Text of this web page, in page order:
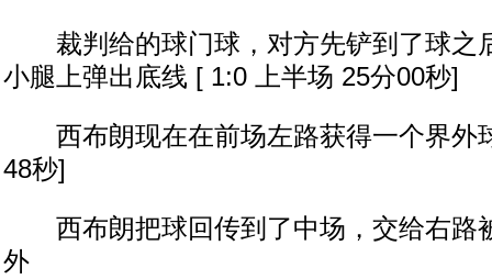
裁判给的球门球，对方先铲到了球之
小腿上弹出底线 [ 1:0 上半场 25分00秒]
西布朗现在在前场左路获得一个界外
48秒]
西布朗把球回传到了中场，交给右路
外